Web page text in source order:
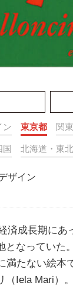
ン 東京都 関東
国 北海道・東北
ザイン
済成長期にあ
となっていた
満たない絵本
（Iela Mari）